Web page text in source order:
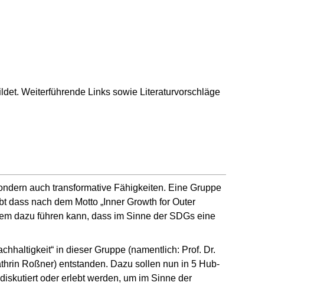
Weiterführende Links sowie Literaturvorschläge
auch transformative Fähigkeiten. Eine Gruppe
nach dem Motto „Inner Growth for Outer
dazu führen kann, dass im Sinne der SDGs eine
in dieser Gruppe (namentlich: Prof. Dr.
Roßner) entstanden. Dazu sollen nun in 5 Hub-
oder erlebt werden, um im Sinne der